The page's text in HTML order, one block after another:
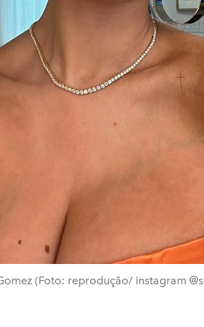
(Foto: reprodução/ instagram